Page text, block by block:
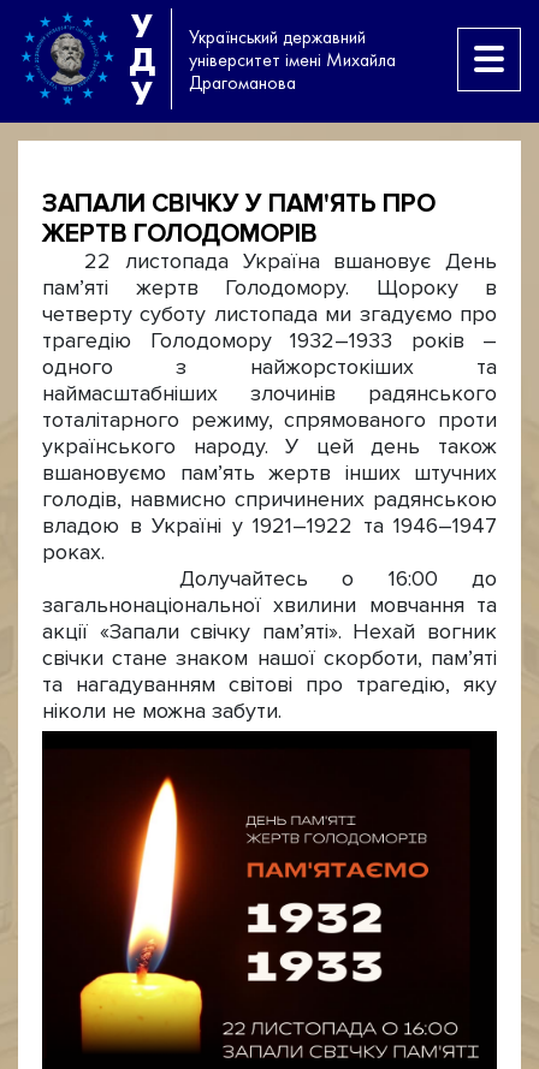
У
Д
У
Український державний
університет імені Михайла
Драгоманова
ЗАПАЛИ СВІЧКУ У ПАМ'ЯТЬ ПРО
ЖЕРТВ ГОЛОДОМОРІВ
22 листопада Україна вшановує День
пам’яті жертв Голодомору. Щороку в
четверту суботу листопада ми згадуємо про
трагедію Голодомору 1932–1933 років –
одного з найжорстокіших та
наймасштабніших злочинів радянського
тоталітарного режиму, спрямованого проти
українського народу. У цей день також
вшановуємо пам’ять жертв інших штучних
голодів, навмисно спричинених радянською
владою в Україні у 1921–1922 та 1946–1947
роках.
Долучайтесь о 16:00 до
загальнонаціональної хвилини мовчання та
акції «Запали свічку пам’яті». Нехай вогник
свічки стане знаком нашої скорботи, пам’яті
та нагадуванням світові про трагедію, яку
ніколи не можна забути.